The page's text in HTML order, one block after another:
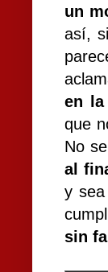
un
así,
en la
que
No
al
y
sin